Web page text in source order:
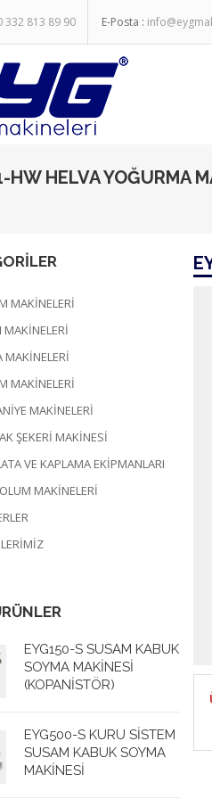
332 813 89 90 E-Posta :
HW HELVA YOĞURMA
MAKİNELERİ
MAKİNELERİ
MAKİNELERİ
MAKİNELERİ
MAKİNELERİ
ŞEKERİ MAKİNESİ
VE KAPLAMA EKİPMANLARI
MAKİNELERİ
EYG150-S SUSAM KABUK
SOYMA MAKİNESİ
(KOPANİSTÖR)
EYG500-S KURU SİSTEM
SUSAM KABUK SOYMA
MAKİNESİ